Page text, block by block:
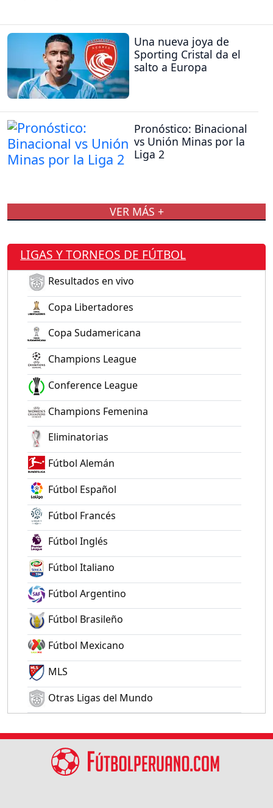
Una nueva joya de
Sporting Cristal da el
salto a Europa
Pronóstico: Binacional
vs Unión Minas por la
Liga 2
VER MÁS +
LIGAS Y TORNEOS DE FÚTBOL
Resultados en vivo
Copa Libertadores
Copa Sudamericana
Champions League
Conference League
Champions Femenina
Eliminatorias
Fútbol Alemán
Fútbol Español
Fútbol Francés
Fútbol Inglés
Fútbol Italiano
Fútbol Argentino
Fútbol Brasileño
Fútbol Mexicano
MLS
Otras Ligas del Mundo